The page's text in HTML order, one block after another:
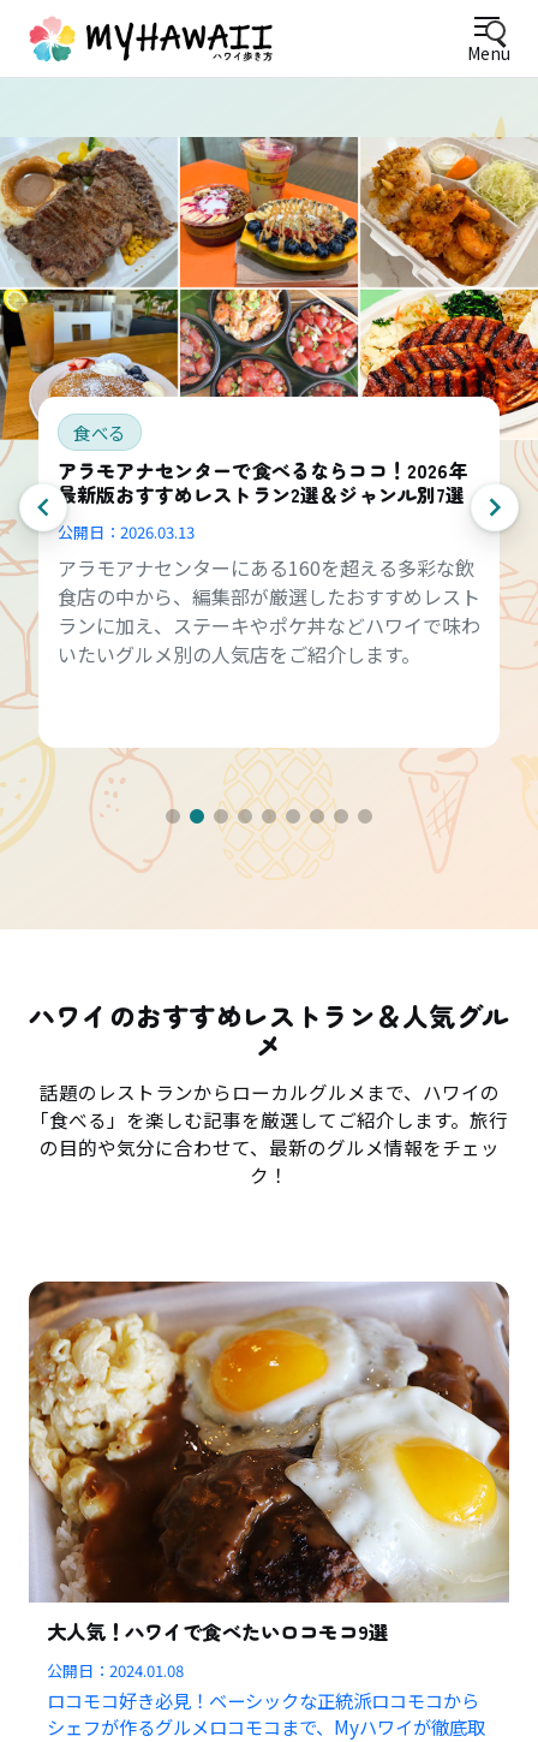
Menu
食べる
アラモアナセンターで食べるならココ！2026年
最新版おすすめレストラン2選＆ジャンル別7選
公開日： 2026.03.13
アラモアナセンターにある160を超える多彩な飲
食店の中から、編集部が厳選したおすすめレスト
ランに加え、ステーキやポケ丼などハワイで味わ
いたいグルメ別の人気店をご紹介します。
ハワイのおすすめレストラン＆人気グル
メ
話題のレストランからローカルグルメまで、ハワイの
「食べる」を楽しむ記事を厳選してご紹介します。旅行
の目的や気分に合わせて、最新のグルメ情報をチェッ
ク！
大人気！ハワイで食べたいロコモコ9選
公開日：2024.01.08
ロコモコ好き必見！ベーシックな正統派ロコモコから
シェフが作るグルメロコモコまで、Myハワイが徹底取